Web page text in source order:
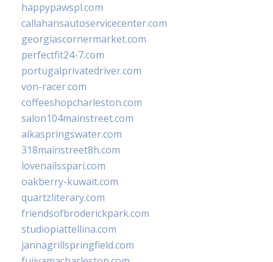
happypawspl.com
callahansautoservicecenter.com
georgiascornermarket.com
perfectfit24-7.com
portugalprivatedriver.com
von-racer.com
coffeeshopcharleston.com
salon104mainstreet.com
alkaspringswater.com
318mainstreet8h.com
lovenailsspari.com
oakberry-kuwait.com
quartzliterary.com
friendsofbroderickpark.com
studiopiattellina.com
jannagrillspringfield.com